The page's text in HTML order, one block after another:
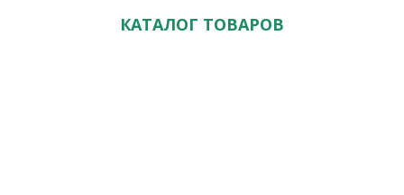
КАТАЛОГ ТОВАРОВ